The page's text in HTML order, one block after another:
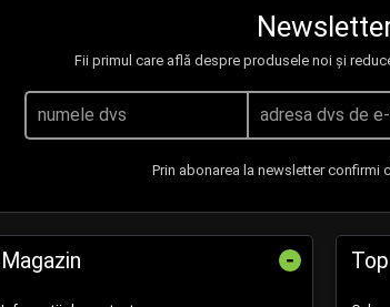
Fii primul care află despre produsele noi și
Prin abonarea la newsletter confirmi
Magazin -